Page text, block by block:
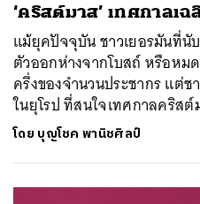
‘คริสต์มาส’ เทศกาลเ
แม้ยุคปัจจุบัน ชาวเยอรมันที่
ตัวออกห่างจากโบสถ์ หรือหม
ครึ่งของจำนวนประชากร แต่
ในยุโรป ที่สนใจเทศกาลคริสต์
โดย บุญโชค พานิชศิลป์